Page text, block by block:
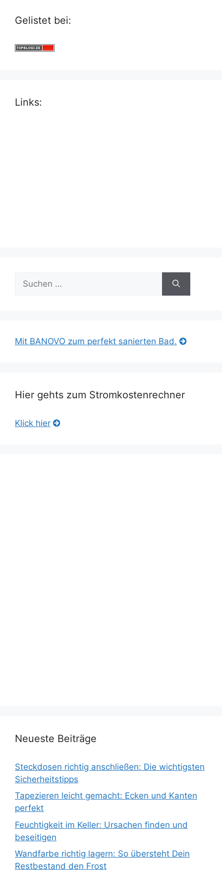
Gelistet bei:
Links:
nach:
Mit BANOVO zum perfekt sanierten Bad.
Hier gehts zum Stromkostenrechner
Klick hier
Neueste Beiträge
Steckdosen richtig anschließen: Die wichtigsten
Sicherheitstipps
Tapezieren leicht gemacht: Ecken und Kanten
perfekt
Feuchtigkeit im Keller: Ursachen finden und
beseitigen
Wandfarbe richtig lagern: So übersteht Dein
Restbestand den Frost